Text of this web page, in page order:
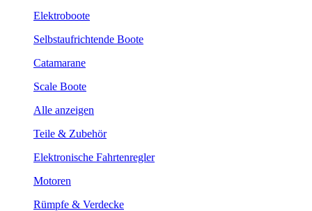
Elektroboote
Selbstaufrichtende Boote
Catamarane
Scale Boote
Alle anzeigen
Teile & Zubehör
Elektronische Fahrtenregler
Motoren
Rümpfe & Verdecke